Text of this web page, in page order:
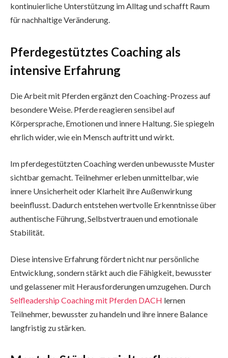
kontinuierliche Unterstützung im Alltag und schafft Raum
für nachhaltige Veränderung.
Pferdegestütztes Coaching als
intensive Erfahrung
Die Arbeit mit Pferden ergänzt den Coaching-Prozess auf
besondere Weise. Pferde reagieren sensibel auf
Körpersprache, Emotionen und innere Haltung. Sie spiegeln
ehrlich wider, wie ein Mensch auftritt und wirkt.
Im pferdegestützten Coaching werden unbewusste Muster
sichtbar gemacht. Teilnehmer erleben unmittelbar, wie
innere Unsicherheit oder Klarheit ihre Außenwirkung
beeinflusst. Dadurch entstehen wertvolle Erkenntnisse über
authentische Führung, Selbstvertrauen und emotionale
Stabilität.
Diese intensive Erfahrung fördert nicht nur persönliche
Entwicklung, sondern stärkt auch die Fähigkeit, bewusster
und gelassener mit Herausforderungen umzugehen. Durch
Selfleadership Coaching mit Pferden DACH lernen
Teilnehmer, bewusster zu handeln und ihre innere Balance
langfristig zu stärken.